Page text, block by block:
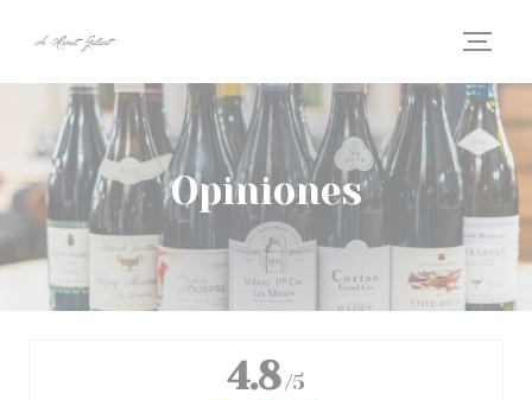
Opiniones
4.8 /5